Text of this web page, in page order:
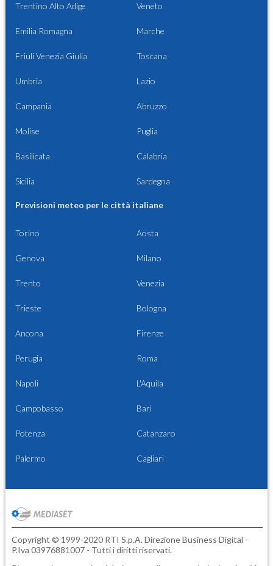
Trentino Alto Adige Veneto
Emilia Romagna Marche
Friuli Venezia Giulia Toscana
Umbria Lazio
Campania Abruzzo
Molise Puglia
Basilicata Calabria
Sicilia Sardegna
Previsioni meteo per le città italiane
Torino Aosta
Genova Milano
Trento Venezia
Trieste Bologna
Ancona Firenze
Perugia Roma
Napoli L'Aquila
Campobasso Bari
Potenza Catanzaro
Palermo Cagliari
Copyright © 1999-2020 RTI S.p.A. Direzione Business Digital -
P.Iva 03976881007 - Tutti i diritti riservati.